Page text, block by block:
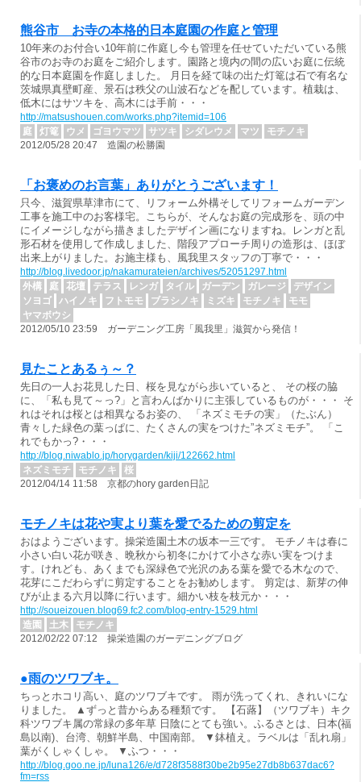
熊谷市 お寺の本格的日本庭園の作庭と管理
10年来のお付合い10年前に作庭し今も管理を任せていただいている熊
谷市のお寺のお庭をご紹介します。園路と境内の間の広いお庭に伝統
的な日本庭園を作庭しました。 月日を経て味の出た灯篭は石で有名な
茨城県真壁町産、景石は秩父の山波石などを配しています。植栽は、
低木にはサツキを、高木には手前・・・
http://matsushouen.com/works.php?itemid=106
庭
灯篭 ウメ ゴヨウマツ サツキ シダレウメ マツ
モチノキ
2012/05/28 20:47 造園の松勝園
「お褒めのお言葉」ありがとうございます！
只今、滋賀県草津市にて、リフォーム外構そしてリフォームガーデン
工事を施工中のお客様宅。こちらが、そんなお庭の完成形を、頭の中
にイメージしながら描きましたデザイン画になりますね。レンガと乱
形石材を使用して作成しました、階段アプローチ周りの造形は、ほぼ
出来上がりました。お施主様も、風我里スタッフの丁寧で・・・
http://blog.livedoor.jp/nakamurateien/archives/52051297.html
外構
庭 花壇 テラス レンガ タイル ガーデン ガレージ
デザイン
ソヨゴ
ハイノキ フトモモ ブラシノキ ミズキ モチノキ
モモ
ヤマボウシ
2012/05/10 23:59 ガーデニング工房「風我里」滋賀から発信！
見たことあるぅ～？
先日の一人お花見した日、桜を見ながら歩いていると、 その桜の脇
に、「私も見て～っ?」と言わんばかりに主張しているものが・・・ そ
れはそれは桜とは相異なるお姿の、 「ネズミモチの実」（たぶん）
青々した緑色の葉っぱに、たくさんの実をつけた”ネズミモチ”。 「こ
れでもかっ?・・・
http://blog.niwablo.jp/horygarden/kiji/122662.html
ネズミモチ
モチノキ
桜
2012/04/14 11:58 京都のhory garden日記
モチノキは花や実より葉を愛でるための剪定を
おはようございます。操栄造園土木の坂本一三です。 モチノキは春に
小さい白い花が咲き、晩秋から初冬にかけて小さな赤い実をつけま
す。けれども、あくまでも深緑色で光沢のある葉を愛でる木なので、
花芽にこだわらずに剪定することをお勧めします。 剪定は、新芽の伸
びが止まる六月以降に行います。細かい枝を枝元か・・・
http://soueizouen.blog69.fc2.com/blog-entry-1529.html
造園
土木
モチノキ
2012/02/22 07:12 操栄造園のガーデニングブログ
●雨のツワブキ。
ちっとホコリ高い、庭のツワブキです。 雨が洗ってくれ、きれいにな
りました。 ▲ずっと昔からある種類です。 【石蕗】（ツワブキ）キク
科ツワブキ属の常緑の多年草 日陰にとても強い。ふるさとは、日本(福
島以南)、台湾、朝鮮半島、中国南部。 ▼鉢植え。ラベルは「乱れ扇」
葉がくしゃくしゃ。 ▼ふつ・・・
http://blog.goo.ne.jp/luna126/e/d728f3588f30be2b95e27db8b637dac6?
fm=rss